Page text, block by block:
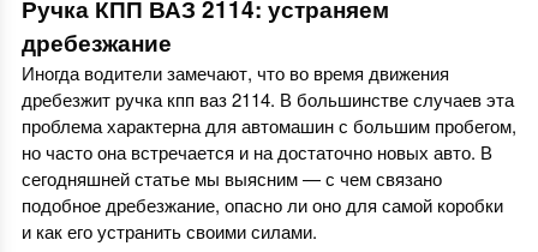
Ручка КПП ВАЗ 2114: устраняем
дребезжание
Иногда водители замечают, что во время движения
дребезжит ручка кпп ваз 2114. В большинстве случаев эта
проблема характерна для автомашин с большим пробегом,
но часто она встречается и на достаточно новых авто. В
сегодняшней статье мы выясним — с чем связано
подобное дребезжание, опасно ли оно для самой коробки
и как его устранить своими силами.